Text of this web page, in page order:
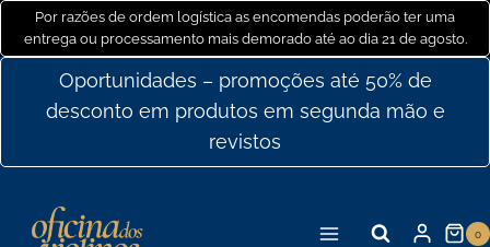
para
conteúdo
Por razões de ordem logística as encomendas poderão ter uma
entrega ou processamento mais demorado até ao dia 21 de agosto.
Oportunidades – promoções até 50% de
desconto em produtos em segunda mão e
revistos
0